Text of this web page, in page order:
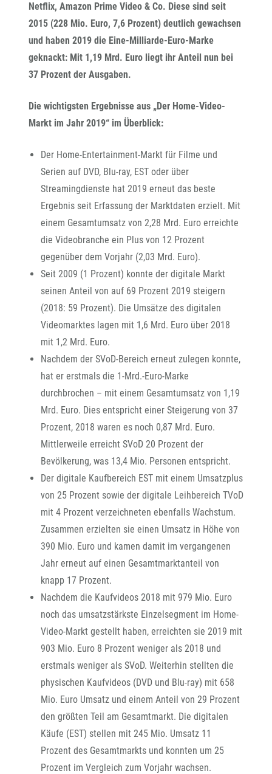
Netflix, Amazon Prime Video & Co. Diese sind seit
2015 (228 Mio. Euro, 7,6 Prozent) deutlich gewachsen
und haben 2019 die Eine-Milliarde-Euro-Marke
geknackt: Mit 1,19 Mrd. Euro liegt ihr Anteil nun bei
37 Prozent der Ausgaben.
Die wichtigsten Ergebnisse aus „Der Home-Video-
Markt im Jahr 2019“ im Überblick:
Der Home-Entertainment-Markt für Filme und
Serien auf DVD, Blu-ray, EST oder über
Streamingdienste hat 2019 erneut das beste
Ergebnis seit Erfassung der Marktdaten erzielt. Mit
einem Gesamtumsatz von 2,28 Mrd. Euro erreichte
die Videobranche ein Plus von 12 Prozent
gegenüber dem Vorjahr (2,03 Mrd. Euro).
Seit 2009 (1 Prozent) konnte der digitale Markt
seinen Anteil von auf 69 Prozent 2019 steigern
(2018: 59 Prozent). Die Umsätze des digitalen
Videomarktes lagen mit 1,6 Mrd. Euro über 2018
mit 1,2 Mrd. Euro.
Nachdem der SVoD-Bereich erneut zulegen konnte,
hat er erstmals die 1-Mrd.-Euro-Marke
durchbrochen – mit einem Gesamtumsatz von 1,19
Mrd. Euro. Dies entspricht einer Steigerung von 37
Prozent, 2018 waren es noch 0,87 Mrd. Euro.
Mittlerweile erreicht SVoD 20 Prozent der
Bevölkerung, was 13,4 Mio. Personen entspricht.
Der digitale Kaufbereich EST mit einem Umsatzplus
von 25 Prozent sowie der digitale Leihbereich TVoD
mit 4 Prozent verzeichneten ebenfalls Wachstum.
Zusammen erzielten sie einen Umsatz in Höhe von
390 Mio. Euro und kamen damit im vergangenen
Jahr erneut auf einen Gesamtmarktanteil von
knapp 17 Prozent.
Nachdem die Kaufvideos 2018 mit 979 Mio. Euro
noch das umsatzstärkste Einzelsegment im Home-
Video-Markt gestellt haben, erreichten sie 2019 mit
903 Mio. Euro 8 Prozent weniger als 2018 und
erstmals weniger als SVoD. Weiterhin stellten die
physischen Kaufvideos (DVD und Blu-ray) mit 658
Mio. Euro Umsatz und einem Anteil von 29 Prozent
den größten Teil am Gesamtmarkt. Die digitalen
Käufe (EST) stellen mit 245 Mio. Umsatz 11
Prozent des Gesamtmarkts und konnten um 25
Prozent im Vergleich zum Vorjahr wachsen.